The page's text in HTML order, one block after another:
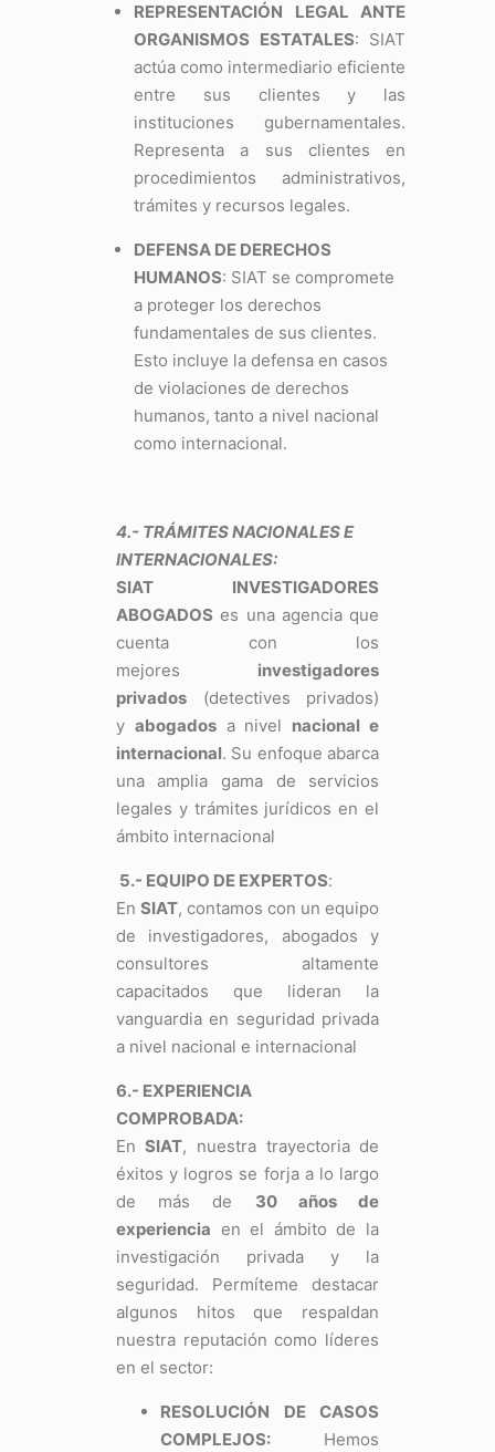
REPRESENTACIÓN LEGAL ANTE
ORGANISMOS ESTATALES: SIAT
actúa como intermediario eficiente
entre sus clientes y las
instituciones gubernamentales.
Representa a sus clientes en
procedimientos administrativos,
trámites y recursos legales.
DEFENSA DE DERECHOS
HUMANOS: SIAT se compromete
a proteger los derechos
fundamentales de sus clientes.
Esto incluye la defensa en casos
de violaciones de derechos
humanos, tanto a nivel nacional
como internacional.
4.- TRÁMITES NACIONALES E
INTERNACIONALES:
SIAT INVESTIGADORES
ABOGADOS es una agencia que
cuenta con los
mejores investigadores
privados(detectives privados)
y abogadosa nivel nacional e
internacional. Su enfoque abarca
una amplia gama de servicios
legales y trámites jurídicos en el
ámbito internacional
5.- EQUIPO DE EXPERTOS:
En SIAT, contamos con un equipo
de investigadores, abogados y
consultores altamente
capacitados que lideran la
vanguardia en seguridad privada
a nivel nacional e internacional
6.- EXPERIENCIA
COMPROBADA:
EnSIAT, nuestra trayectoria de
éxitos y logros se forja a lo largo
de más de 30 años de
experiencia en el ámbito de la
investigación privada y la
seguridad. Permíteme destacar
algunos hitos que respaldan
nuestra reputación como líderes
en el sector:
RESOLUCIÓN DE CASOS
COMPLEJOS:Hemos